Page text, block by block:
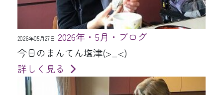
2026年05月27日 2026年・5月・ブログ
今日のまんてん塩津(>_<)
詳しく見る